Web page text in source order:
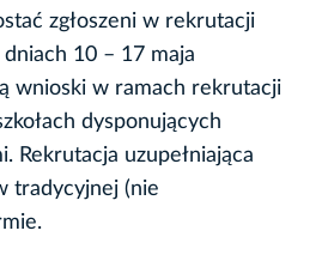
zgłoszeni w rekrutacji
10 – 17 maja
wnioski w ramach rekrutacji
dysponujących
Rekrutacja uzupełniająca
tradycyjnej (nie